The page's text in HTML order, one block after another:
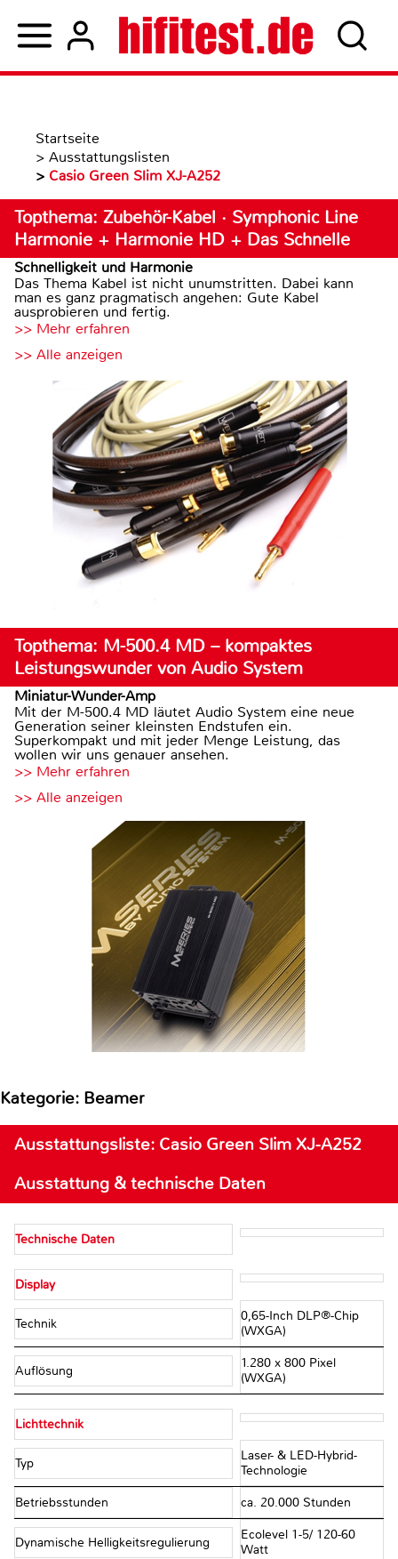
Startseite
> Ausstattungslisten
> Casio Green Slim XJ-A252
Topthema: Zubehör-Kabel · Symphonic Line
Harmonie + Harmonie HD + Das Schnelle
Schnelligkeit und Harmonie
Das Thema Kabel ist nicht unumstritten. Dabei kann
man es ganz pragmatisch angehen: Gute Kabel
ausprobieren und fertig.
>> Mehr erfahren
>> Alle anzeigen
Topthema: M-500.4 MD – kompaktes
Leistungswunder von Audio System
Miniatur-Wunder-Amp
Mit der M-500.4 MD läutet Audio System eine neue
Generation seiner kleinsten Endstufen ein.
Superkompakt und mit jeder Menge Leistung, das
wollen wir uns genauer ansehen.
>> Mehr erfahren
>> Alle anzeigen
Kategorie: Beamer
Ausstattungsliste: Casio Green Slim XJ-A252
Ausstattung & technische Daten
Technische Daten
Display
Technik
0,65-Inch DLP®-Chip
(WXGA)
Auflösung
1.280 x 800 Pixel
(WXGA)
Lichttechnik
Typ
Laser- & LED-Hybrid-
Technologie
Betriebsstunden ca. 20.000 Stunden
Dynamische Helligkeitsregulierung
Ecolevel 1-5/ 120-60
Watt